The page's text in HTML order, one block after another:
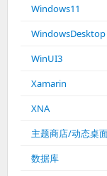
Windows11
WindowsDesktop
WinUI3
Xamarin
XNA
主题商店/动态桌
数据库